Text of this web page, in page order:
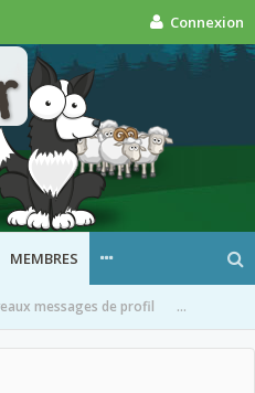
Connexion
MEMBRES
messages de profil ...